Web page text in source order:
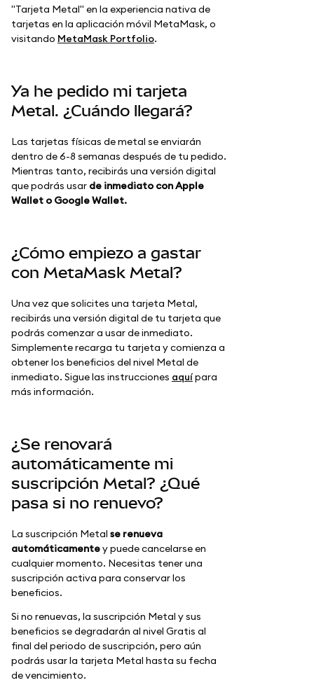
"Tarjeta Metal" en la experiencia nativa de
tarjetas en la aplicación móvil MetaMask, o
visitando MetaMask Portfolio.
Ya he pedido mi tarjeta
Metal. ¿Cuándo llegará?
Las tarjetas físicas de metal se enviarán
dentro de 6-8 semanas después de tu pedido.
Mientras tanto, recibirás una versión digital
que podrás usar de inmediato con Apple
Wallet o Google Wallet.
¿Cómo empiezo a gastar
con MetaMask Metal?
Una vez que solicites una tarjeta Metal,
recibirás una versión digital de tu tarjeta que
podrás comenzar a usar de inmediato.
Simplemente recarga tu tarjeta y comienza a
obtener los beneficios del nivel Metal de
inmediato. Sigue las instrucciones aquípara
más información.
¿Se renovará
automáticamente mi
suscripción Metal? ¿Qué
pasa si no renuevo?
La suscripción Metal se renueva
automáticamentey puede cancelarse en
cualquier momento. Necesitas tener una
suscripción activa para conservar los
beneficios.
Si no renuevas, la suscripción Metal y sus
beneficios se degradarán al nivel Gratis al
final del periodo de suscripción, pero aún
podrás usar la tarjeta Metal hasta su fecha
de vencimiento.